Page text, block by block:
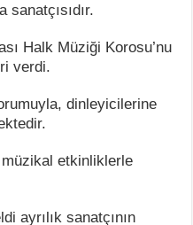
sanatçısıdır.
Halk Müziği Korosu’nu
verdi.
dinleyicilerine
müzikal etkinliklerle
ayrılık sanatçının